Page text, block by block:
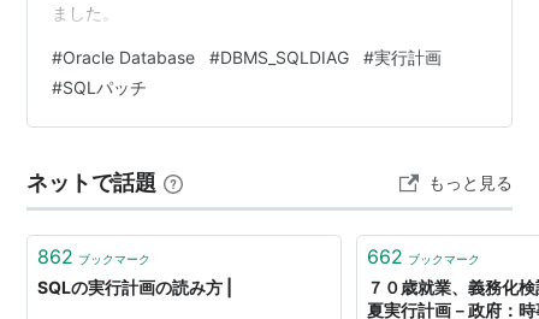
ました。
#Oracle Database #DBMS_SQLDIAG #実行計画
#SQLパッチ
ネットで話題 もっと見る
862 ブックマーク
SQLの実行計画の読み方 |
662 ブックマーク
７０歳就業、義務化
夏実行計画－政府：